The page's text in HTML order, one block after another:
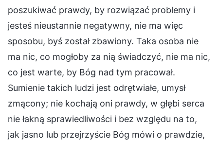
poszukiwać prawdy, by rozwiązać problemy i
jesteś nieustannie negatywny, nie ma więc
sposobu, byś został zbawiony. Taka osoba nie
ma nic, co mogłoby za nią świadczyć, nie ma nic,
co jest warte, by Bóg nad tym pracował.
Sumienie takich ludzi jest odrętwiałe, umysł
zmącony; nie kochają oni prawdy, w głębi serca
nie łakną sprawiedliwości i bez względu na to,
jak jasno lub przejrzyście Bóg mówi o prawdzie,